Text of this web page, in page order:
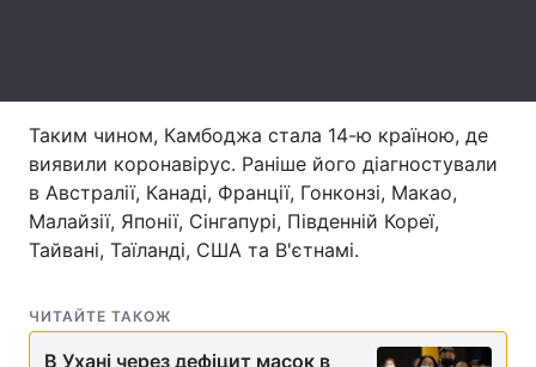
Вакансії
Контакти
Послуги
Таким чином, Камбоджа стала 14-ю країною, де
виявили коронавірус. Раніше його діагностували
в Австралії, Канаді, Франції, Гонконзі, Макао,
Малайзії, Японії, Сінгапурі, Південній Кореї,
Тайвані, Таїланді, США та В'єтнамі.
ЧИТАЙТЕ ТАКОЖ
В Ухані через дефіцит масок в